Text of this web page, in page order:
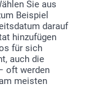
Sie aus
Beispiel
darauf
hinzufügen
für sich
auch die
oft werden
meisten